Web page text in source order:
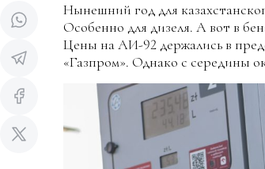
Нынешний год для
Особенно для дизеля. А вот в
Цены на АИ-92 держались в
«Газпром». Однако с середины